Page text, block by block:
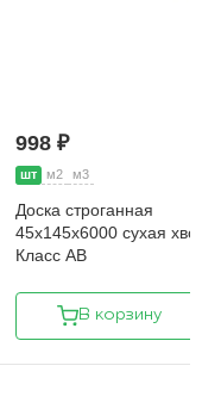
998 ₽
шт м2 м3
Доска строганная
45х145х6000 сухая
Класс АВ
В корзину